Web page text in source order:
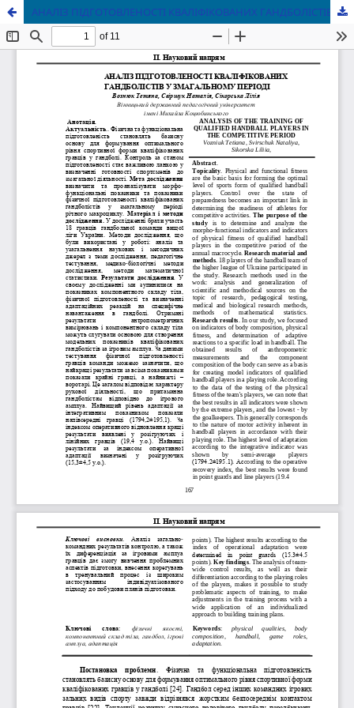
АНАЛІЗ ПІДГОТОВЛЕНОСТІ КВАЛІФІКОВАНИХ ГАНДБОЛІСТІВ У ЗМАГАЛЬНОМУ ПЕРІОДІ